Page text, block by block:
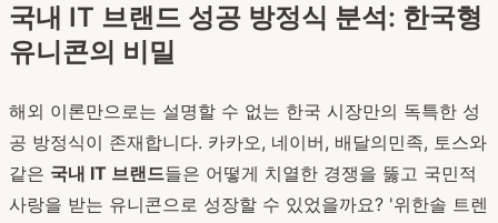
국내 IT 브랜드 성공 방정식 분석: 한국형
유니콘의 비밀
해외 이론만으로는 설명할 수 없는 한국 시장만의 독특한 성
공 방정식이 존재합니다. 카카오, 네이버, 배달의민족, 토스와
같은 국내 IT 브랜드들은 어떻게 치열한 경쟁을 뚫고 국민적
사랑을 받는 유니콘으로 성장할 수 있었을까요? '위한솔 트렌